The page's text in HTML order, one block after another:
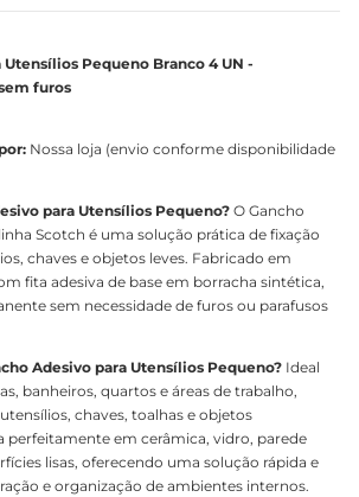
Utensílios Pequeno Branco 4 UN -
furos
Nossa loja (envio conforme disponibilidade
para Utensílios Pequeno? O Gancho
Scotch é uma solução prática de fixação
chaves e objetos leves. Fabricado em
fita adesiva de base em borracha sintética,
sem necessidade de furos ou parafusos
Adesivo para Utensílios Pequeno? Ideal
banheiros, quartos e áreas de trabalho,
chaves, toalhas e objetos
perfeitamente em cerâmica, vidro, parede
lisas, oferecendo uma solução rápida e
e organização de ambientes internos.